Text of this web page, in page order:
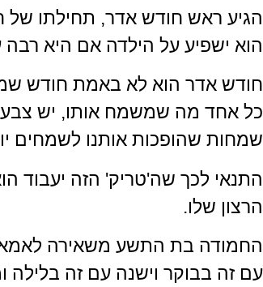
הגיע ראש חודש אדר, תחילתו
הוא ישפיע על הילדה אם היא
חודש אדר הוא לא באמת חודש
כל אחד מה שמשמח אותו, יש
שמחות שהופכות אותנו לשמחים
התנאי לכך שה'טריק' הזה יעבוד
הרצון שלו.
החמודה בת התשע משאירה
עם זה בבוקר וישנה עם זה